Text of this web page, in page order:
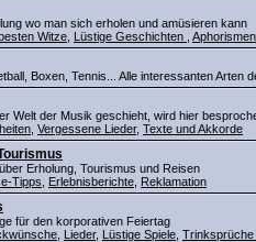
wo man sich erholen und amüsieren kann
Witze Lüstige Geschichten
Boxen, Tennis... Alle interessanten Arten
Welt der Musik geschieht, wird hier
Vergessene Lieder, Texte und Akkorde
Erholung, Tourismus und Reisen
Tipps Erlebnisberichte Reklamation
für den korporativen Feiertag
Lieder, Lüstige Spiele